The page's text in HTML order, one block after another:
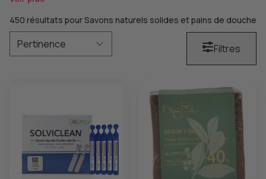
450 résultats pour Savons naturels solides et pains de douche
Filtres